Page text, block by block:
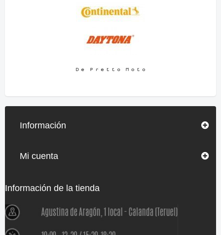
Información
Mi cuenta
Información de la tienda